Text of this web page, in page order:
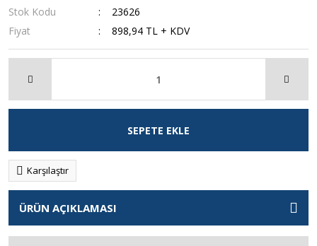
Stok Kodu
23626
Fiyat
898,94 TL + KDV
SEPETE EKLE
Karşılaştır
ÜRÜN AÇIKLAMASI